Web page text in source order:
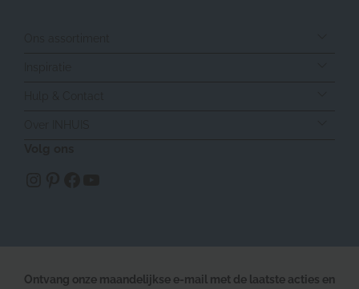
Ontvang onze maandelijkse e-mail met de laatste acties en